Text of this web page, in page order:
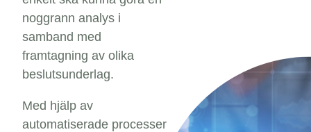
noggrann analys i
samband med
framtagning av olika
beslutsunderlag.
Med hjälp av
automatiserade processer